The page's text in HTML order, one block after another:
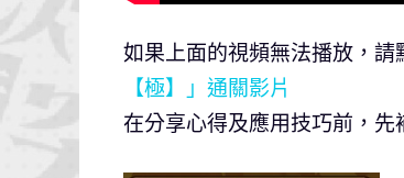
如果上面的視頻無法播放，請
【極】」通關影片
在分享心得及應用技巧前，